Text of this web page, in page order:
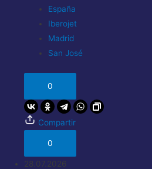
España
Iberojet
Madrid
San José
0
Compartir
0
28.07.2026